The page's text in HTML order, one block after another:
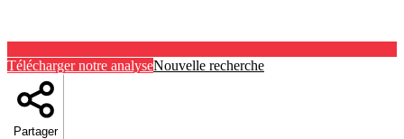
Télécharger notre analyseNouvelle recherche
Partager